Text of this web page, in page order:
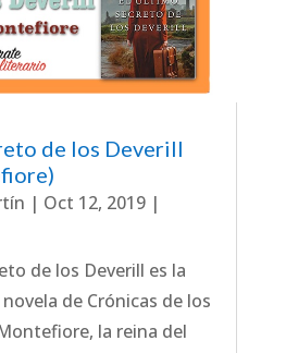
de los Deverill
| Oct 12, 2019|
de los Deverill es la
de Crónicas de los
Montefiore, la reina del